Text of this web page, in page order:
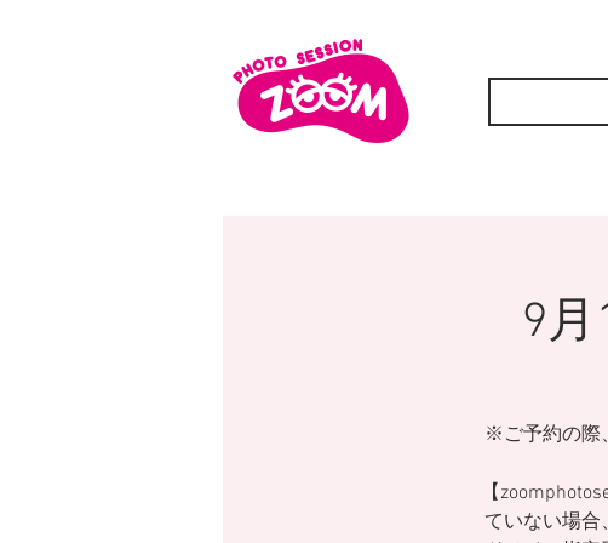
9
※ご予約の際
【
ていない場合